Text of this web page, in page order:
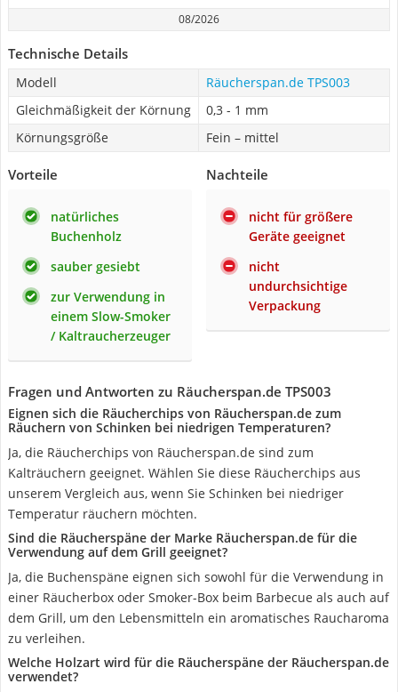
08/2026
Technische Details
Modell
Räucherspan.de TPS003
Gleichmäßigkeit der Körnung
0,3 - 1 mm
Körnungsgröße
Fein – mittel
Vorteile
natürliches
Buchenholz
sauber gesiebt
zur Verwendung in
einem Slow-Smoker
/ Kaltraucherzeuger
Nachteile
nicht für größere
Geräte geeignet
nicht
undurchsichtige
Verpackung
Fragen und Antworten zu Räucherspan.de TPS003
Eignen sich die Räucherchips von Räucherspan.de zum
Räuchern von Schinken bei niedrigen Temperaturen?
Ja, die Räucherchips von Räucherspan.de sind zum
Kalträuchern geeignet. Wählen Sie diese Räucherchips aus
unserem Vergleich aus, wenn Sie Schinken bei niedriger
Temperatur räuchern möchten.
Sind die Räucherspäne der Marke Räucherspan.de für die
Verwendung auf dem Grill geeignet?
Ja, die Buchenspäne eignen sich sowohl für die Verwendung in
einer Räucherbox oder Smoker-Box beim Barbecue als auch auf
dem Grill, um den Lebensmitteln ein aromatisches Raucharoma
zu verleihen.
Welche Holzart wird für die Räucherspäne der Räucherspan.de
verwendet?